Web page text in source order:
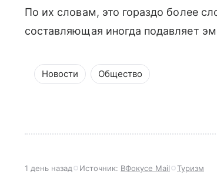
По их словам, это гораздо более
составляющая иногда подавляет
Новости Общество
1 день назад Источник: ВФокусе Mail Туризм